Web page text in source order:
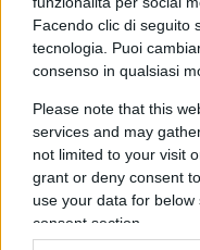
Facendo clic di seguito
tecnologia. Puoi
consenso in qualsiasi
Please note that this
services and may
not limited to your visit
grant or deny consent
use your data for
consent section.
Gomorrache sta per
Inutile sottolineare,
pena ricordarlo,
indubbiamente
vive tutti i giorni a
rischio di
novità: non si sa se
dalla malavita o la